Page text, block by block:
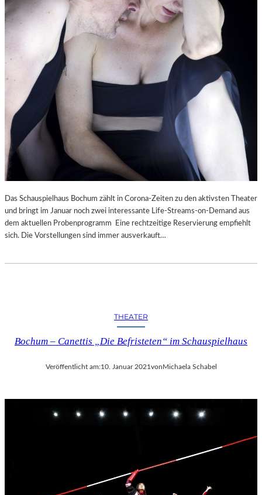
Das Schauspielhaus Bochum zählt in Corona-Zeiten zu den aktivsten Theater
und bringt im Januar noch zwei interessante Life-Streams-on-Demand aus
dem aktuellen Probenprogramm Eine rechtzeitige Reservierung empfiehlt
sich. Die Vorstellungen sind immer ausverkauft…
THEATER
Bochum – Canettis „Die Befristeten“ im Schauspielhaus
Veröffentlicht am:10. Januar 2021von Michaela Schabel